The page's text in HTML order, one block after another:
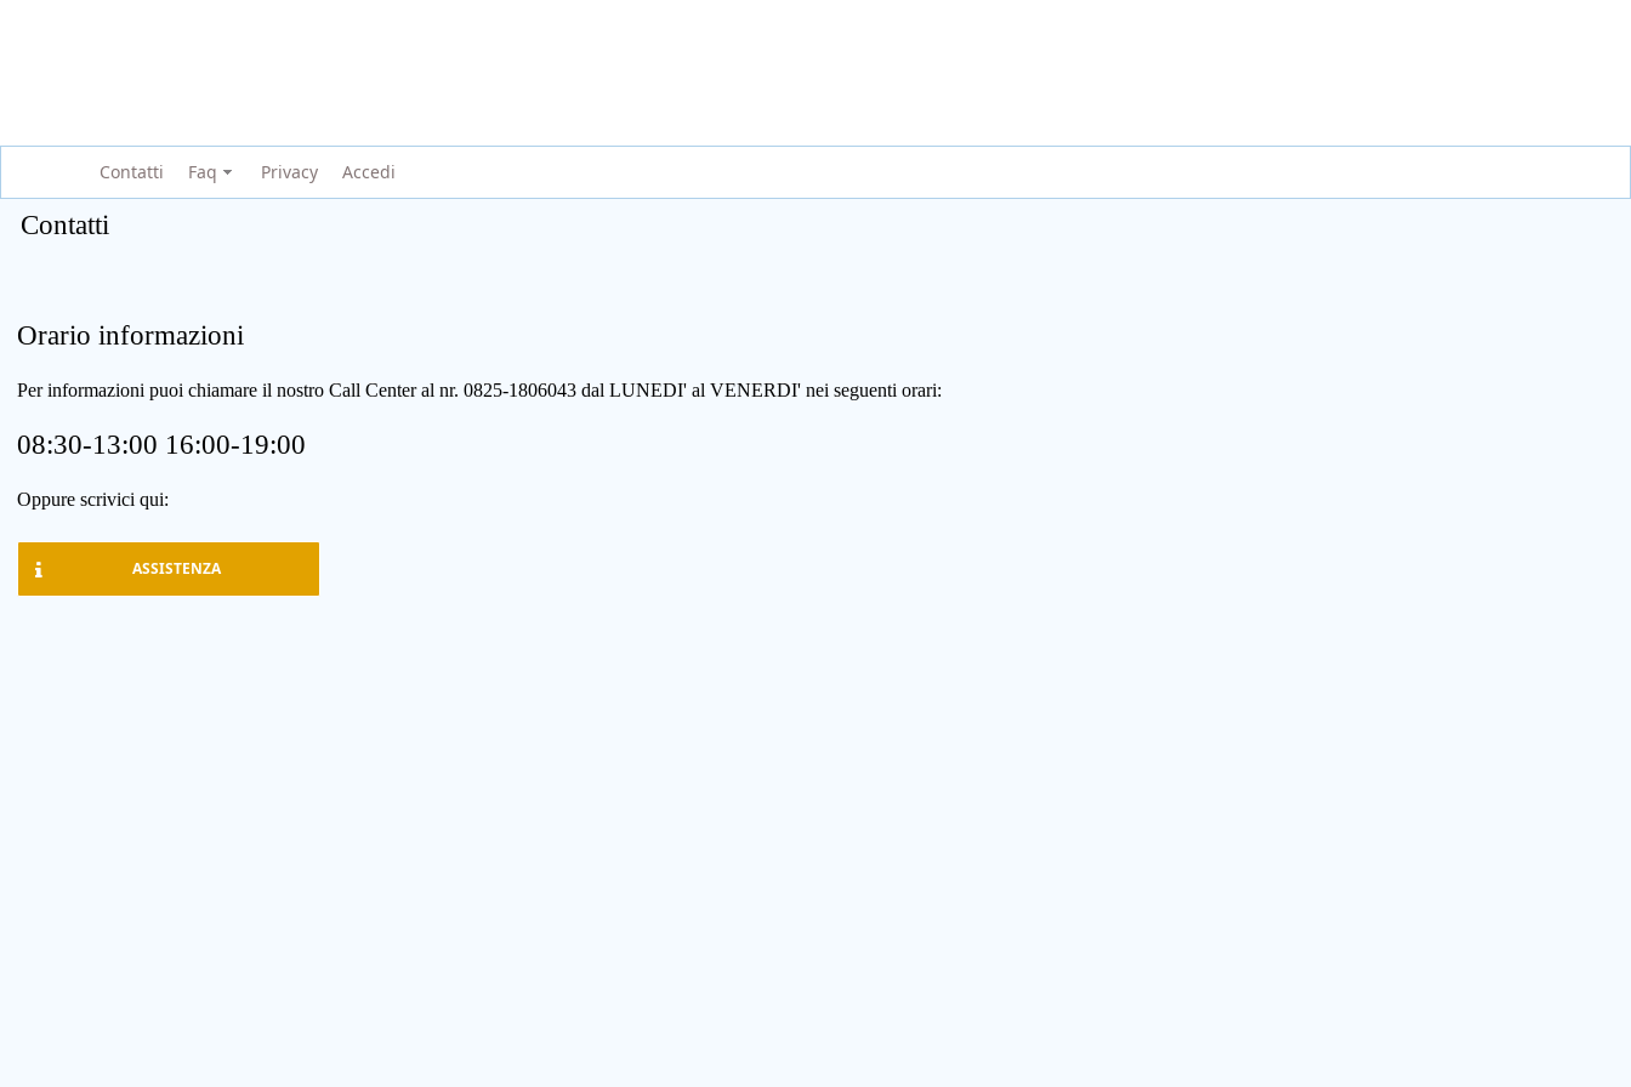
Contatti Faq Privacy Accedi
Contatti
Orario informazioni
Per informazioni puoi chiamare il nostro Call Center al nr. 0825-1806043 dal LUNEDI' al VENERDI' nei seguenti orari:
08:30-13:00 16:00-19:00
Oppure scrivici qui:
ASSISTENZA